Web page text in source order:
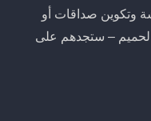
وتكوين صداقات أو
– ستجدهم على